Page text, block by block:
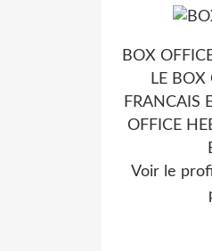
BOX
LE BOX
FRANCAIS
OFFICE
Voir le